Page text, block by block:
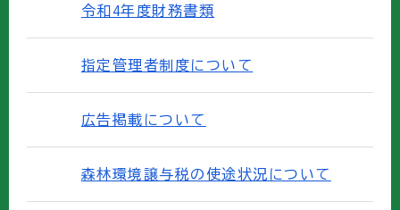
令和4年度財務書類
指定管理者制度について
広告掲載について
森林環境譲与税の使途状況について